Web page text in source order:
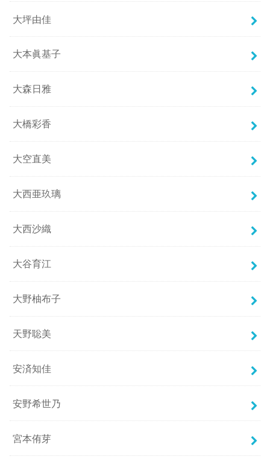
大坪由佳
大本眞基子
大森日雅
大橋彩香
大空直美
大西亜玖璃
大西沙織
大谷育江
大野柚布子
天野聡美
安済知佳
安野希世乃
宮本侑芽